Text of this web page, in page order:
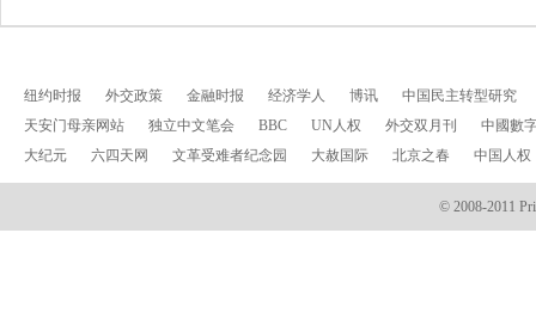
纽约时报 外交政策 金融时报 经济学人 博讯
中国民主转型研究
天安门母亲网站
独立中文笔会 BBC UN人权 外交双月刊
中國數
大纪元
六四天网 文革受难者纪念园 大赦国际 北京之春 中国人权
© 2008-2011